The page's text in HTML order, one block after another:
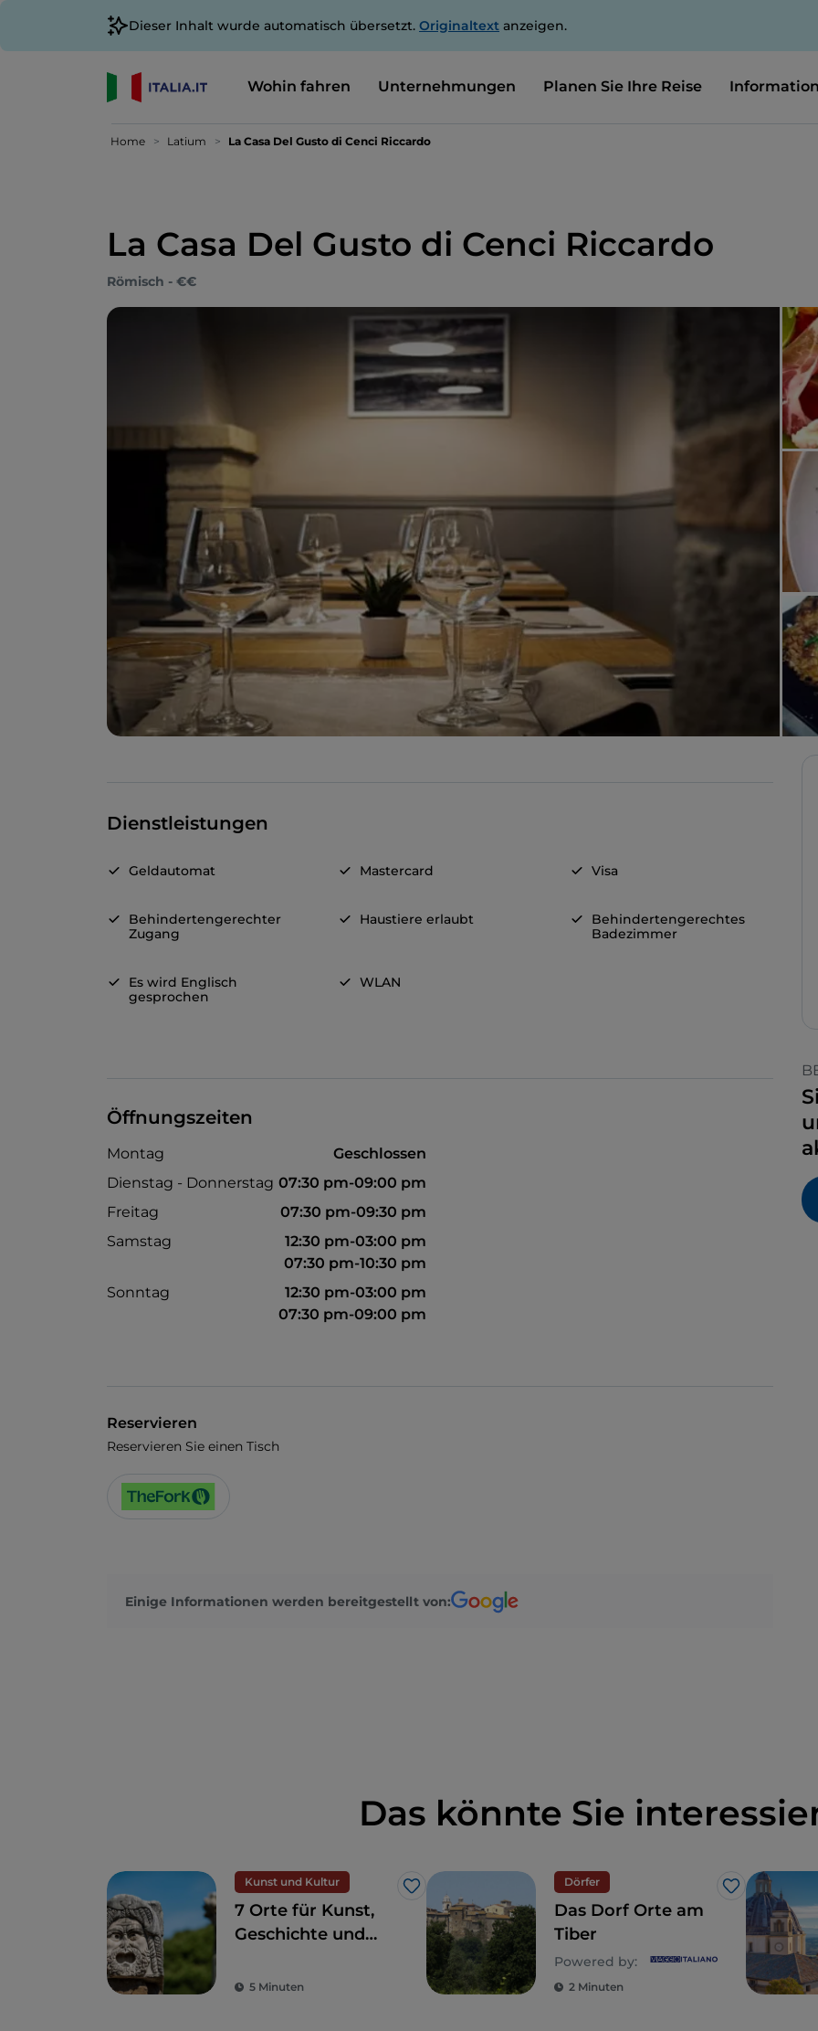
Dieser Inhalt wurde automatisch übersetzt. Originaltext anzeigen.
Wohin fahren Unternehmungen Planen Sie Ihre Reise
Home Latium La Casa Del Gusto di Cenci Riccardo
La Casa Del Gusto di Cenci Riccardo
Römisch - €€
Dienstleistungen
Geldautomat Mastercard Visa
Behindertengerechter
Zugang
Haustiere erlaubt
Behindertengerechtes
Badezimmer
Es wird Englisch
gesprochen
WLAN
Öffnungszeiten
Montag
Geschlossen
Dienstag - Donnerstag 07:30 pm-09:00 pm
Freitag
07:30 pm-09:30 pm
Samstag
12:30 pm-03:00 pm
07:30 pm-10:30 pm
Sonntag
12:30 pm-03:00 pm
07:30 pm-09:00 pm
Reservieren
Reservieren Sie einen Tisch
Einige Informationen werden bereitgestellt von:
Das könnte Sie
Kunst und Kultur
Like
7 Orte für Kunst,
Geschichte und
von Rom entfernt
5 Minuten
Dörfer
Like
Das Dorf Orte am
Tiber
Powered by:
2 Minuten